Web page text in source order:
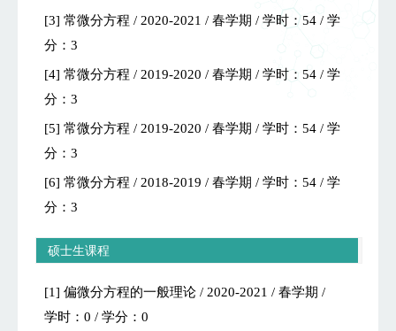
[3] 常微分方程 / 2020-2021 / 春学期 / 学时：54 / 学
分：3
[4] 常微分方程 / 2019-2020 / 春学期 / 学时：54 / 学
分：3
[5] 常微分方程 / 2019-2020 / 春学期 / 学时：54 / 学
分：3
[6] 常微分方程 / 2018-2019 / 春学期 / 学时：54 / 学
分：3
硕士生课程
[1] 偏微分方程的一般理论 / 2020-2021 / 春学期 /
学时：0 / 学分：0